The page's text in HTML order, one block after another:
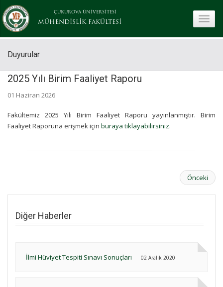
ÇUKUROVA ÜNİVERSİTESİ
MÜHENDİSLİK FAKÜLTESİ
Duyurular
2025 Yılı Birim Faaliyet Raporu
01 Haziran 2026
Fakültemiz 2025 Yılı Birim Faaliyet Raporu yayınlanmıştır. Birim
Faaliyet Raporuna erişmek için buraya tıklayabilirsiniz.
Önceki
Diğer Haberler
İlmi Hüviyet Tespiti Sınavı Sonuçları 02 Aralık 2020